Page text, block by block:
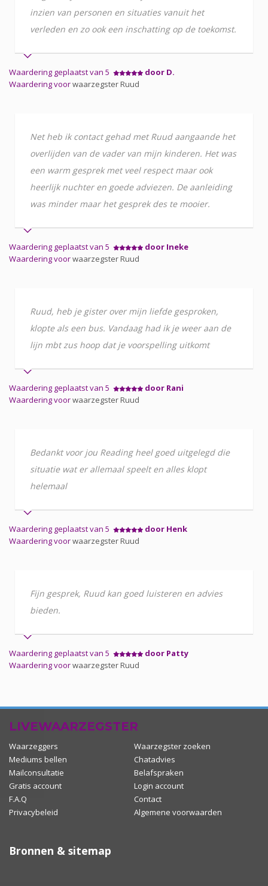
inzien van personen en situaties vanuit het
verleden en zo ook een inschatting op de toekomst.
Waardering geplaatst van 5
door D.
Waardering voorwaarzegster Ruud
Net heb ik contact gehad met Ruud aangaande het
overlijden van de vader van mijn kinderen. Het was
een warm gesprek met veel respect maar ook
heerlijk nuchter en goede adviezen. De aanleiding
was minder maar het gesprek des te mooier.
Waardering geplaatst van 5
door Ineke
Waardering voorwaarzegster Ruud
Ruud, heb je gister over mijn liefde gesproken,
klopte als een bus. Vandaag had ik je weer aan de
lijn mbt zus hoop dat je voorspelling uitkomt
Waardering geplaatst van 5
door Rani
Waardering voorwaarzegster Ruud
Bedankt voor jou Reading heel goed uitgelegd die
situatie wat er allemaal speelt en alles klopt
helemaal
Waardering geplaatst van 5
door Henk
Waardering voorwaarzegster Ruud
Fijn gesprek, Ruud kan goed luisteren en advies
bieden.
Waardering geplaatst van 5
door Patty
Waardering voorwaarzegster Ruud
LIVEWAARZEGSTER
Waarzeggers
Waarzegster zoeken
Mediums bellen
Chatadvies
Mailconsultatie
Belafspraken
Gratis account
Login account
F.A.Q
Contact
Privacybeleid
Algemene voorwaarden
Bronnen & sitemap